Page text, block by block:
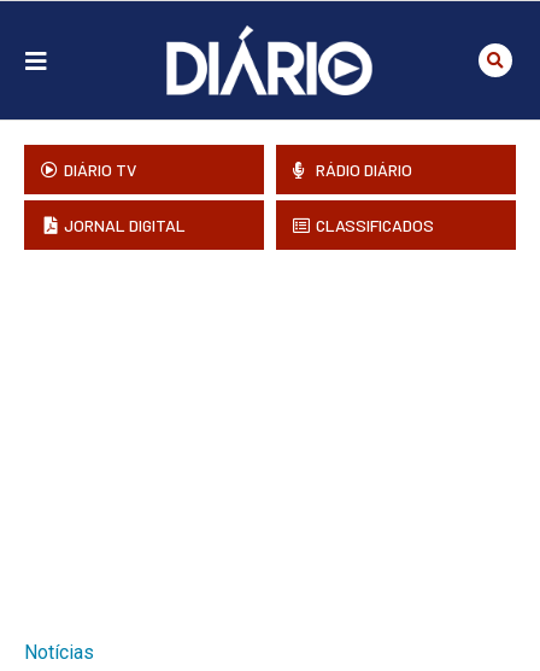
DIÁRIO TV RÁDIO DIÁRIO
JORNAL DIGITAL CLASSIFICADOS
Notícias